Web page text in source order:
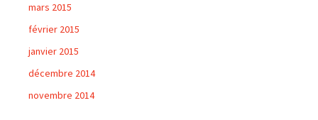
mars 2015
février 2015
janvier 2015
décembre 2014
novembre 2014